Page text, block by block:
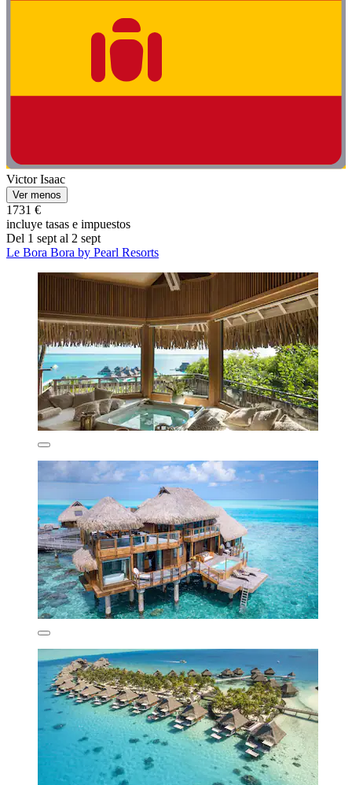
Victor Isaac
Ver menos
1731 €
incluye tasas e impuestos
Del 1 sept al 2 sept
Le Bora Bora by Pearl Resorts